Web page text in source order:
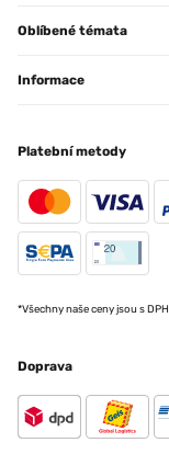
Oblíbené témata
Informace
Platební metody
*Všechny naše ceny jsou s DPH.
Doprava